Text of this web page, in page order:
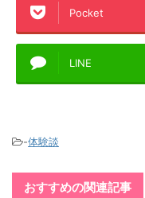
Pocket
LINE
-体験談
おすすめの関連記事